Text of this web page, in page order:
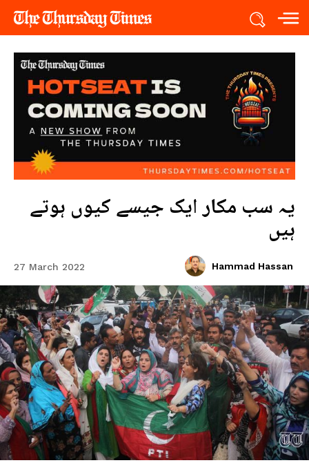
یہ سب مکار ایک جیسے کیوں ہوتے
ہیں
Hammad Hassan
27 March 2022